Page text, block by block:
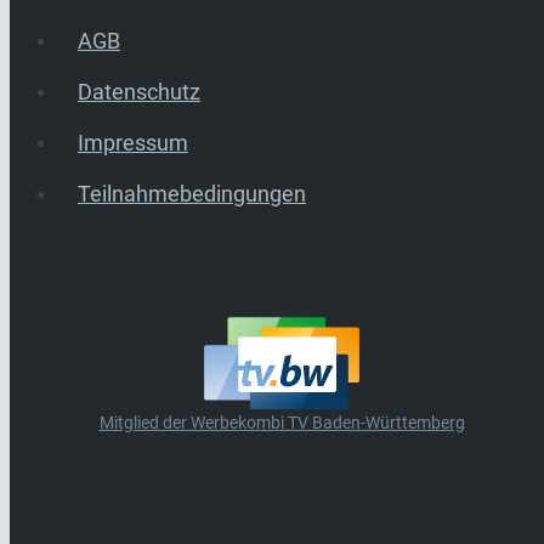
AGB
Datenschutz
Impressum
Teilnahmebedingungen
Mitglied der Werbekombi TV Baden-Württemberg